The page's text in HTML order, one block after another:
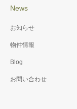
News
お知らせ
物件情報
Blog
お問い合わせ